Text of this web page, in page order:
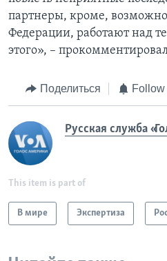
партнеры, кроме,
Федерации, работают над
этого», –
Поделиться Follow
Русская служба
This item is part of
В мире Экспертиза